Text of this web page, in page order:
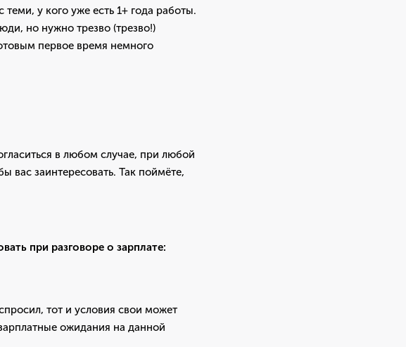
у кого уже есть 1+ года работы.
но нужно трезво (трезво!)
первое время немного
в любом случае, при любой
вас заинтересовать. Так поймёте,
при разговоре о зарплате:
тот и условия свои может
ожидания на данной